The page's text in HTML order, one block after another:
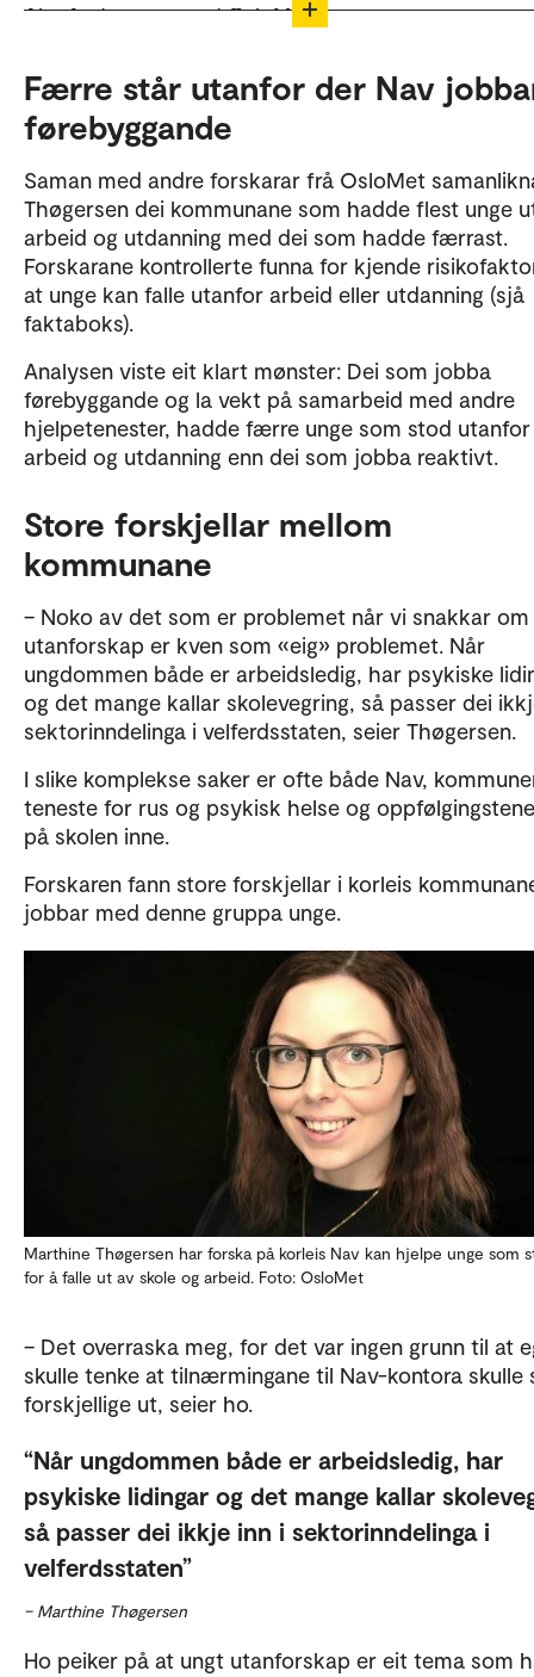
Alm Andreassen ved OsloMet
høgare og lågare andel unge utanfor arbeid og
(NEETs) enn det som var forventa, ut frå kjende
risikofaktorar, slik som kommunestorleik, sentralitet,
arbeidsmarknadsforhold og individuelle faktorar
unge og familiane deira.
Funna i avhandlinga er basert på intervju
norske kommunar, der 10 kommunar hadde færre
NEETs og 10 kommunar hadde fleire unge NEETs enn
forventa.
Færre står utanfor der Nav
førebyggande
Saman med andre forskarar frå OsloMet
Thøgersen dei kommunane som hadde flest unge
arbeid og utdanning med dei som hadde færrast.
Forskarane kontrollerte funna for kjende
at unge kan falle utanfor arbeid eller utdanning (sjå
faktaboks).
Analysen viste eit klart mønster: Dei som jobba
førebyggande og la vekt på samarbeid med andre
hjelpetenester, hadde færre unge som stod utanfor
arbeid og utdanning enn dei som jobba reaktivt.
Store forskjellar mellom
kommunane
– Noko av det som er problemet når vi snakkar
utanforskap er kven som «eig» problemet. Når
ungdommen både er arbeidsledig, har psykiske
og det mange kallar skolevegring, så passer dei
sektorinndelinga i velferdsstaten, seier Thøgersen.
I slike komplekse saker er ofte både Nav,
teneste for rus og psykisk helse og
på skolen inne.
Forskaren fann store forskjellar i korleis
jobbar med denne gruppa unge.
Marthine Thøgersen har forska på korleis Nav kan hjelpe unge som
for å falle ut av skole og arbeid. Foto: OsloMet
– Det overraska meg, for det var ingen grunn til at
skulle tenke at tilnærmingane til Nav-kontora skulle
forskjellige ut, seier ho.
Når ungdommen både er arbeidsledig, har
psykiske lidingar og det mange kallar
så passer dei ikkje inn i sektorinndelinga i
velferdsstaten
– Marthine Thøgersen
Ho peiker på at ungt utanforskap er eit tema som